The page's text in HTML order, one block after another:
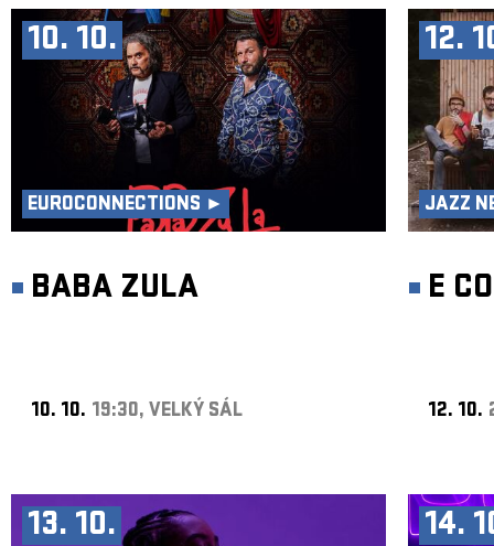
10. 10.
EUROCONNECTIONS ►
BABA ZULA
10. 10. 19:30, VELKÝ SÁL
12.
JAZZ
E
12. 10.
13. 10. 14.